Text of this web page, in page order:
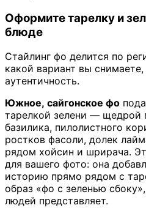
Оформите тарелку и
блюде
Стайлинг фо делится по
какой вариант вы снимаете,
аутентичность.
Южное, сайгонское фо
тарелкой зелени — щедрой
базилика, пилолистного
ростков фасоли, долек
рядом хойсин и шрирача.
для вашего фото: она
историю прямо рядом с
образ «фо с зеленью
людей представляет.